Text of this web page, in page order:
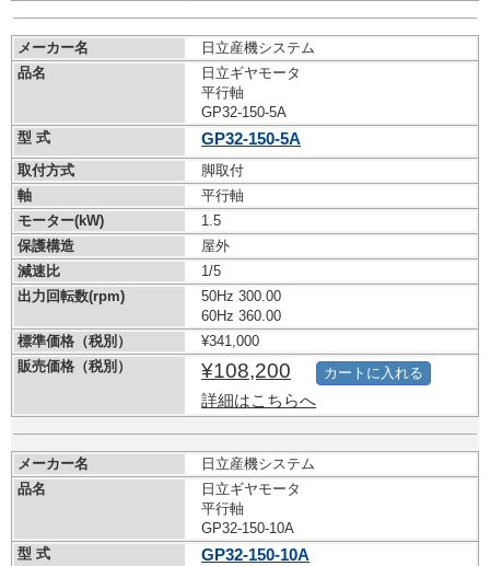
メーカー名
日立産機システム
品名
日立ギヤモータ
平行軸
GP32-150-5A
型 式
GP32-150-5A
取付方式
脚取付
軸
平行軸
モーター(kW)
1.5
保護構造
屋外
減速比
1/5
出力回転数(rpm)
50Hz 300.00
60Hz 360.00
標準価格（税別）
¥341,000
販売価格（税別）
¥108,200
詳細はこちらへ
カートに入れる
メーカー名
日立産機システム
品名
日立ギヤモータ
平行軸
GP32-150-10A
型 式
GP32-150-10A